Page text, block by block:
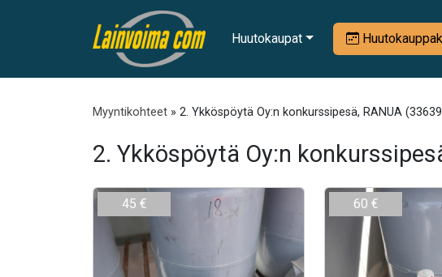
Huutokaupat
Myyntikohteet » 2. Ykköspöytä Oy:n konkurssipesä, RANUA
2. Ykköspöytä Oy:n
45 € 60 €